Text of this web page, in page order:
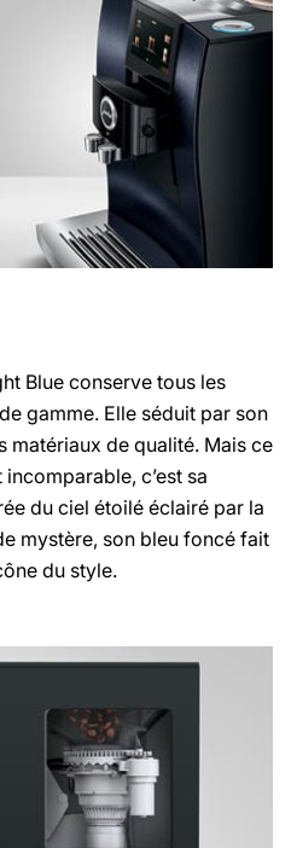
Blue conserve tous les
gamme. Elle séduit par son
matériaux de qualité. Mais ce
c’est sa
du ciel étoilé éclairé par la
mystère, son bleu foncé fait
du style.